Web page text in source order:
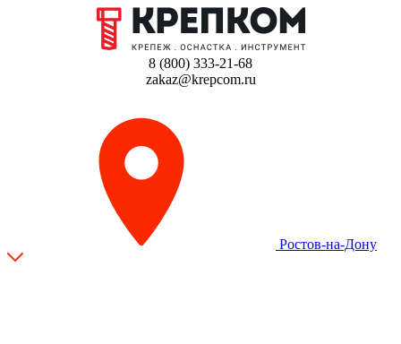
8 (800) 333-21-68
zakaz@krepcom.ru
Ростов-на-Дону